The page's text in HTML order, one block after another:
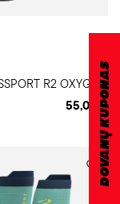
C
OMPRESSPORT R2 OXYGEN BLACK EDITION blauzdinės
55,00 €
DOVANŲ KUPONAS